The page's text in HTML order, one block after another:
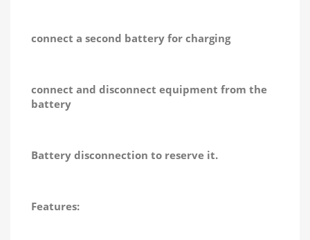
connect a second battery for charging
connect and disconnect equipment from the
battery
Battery disconnection to reserve it.
Features: